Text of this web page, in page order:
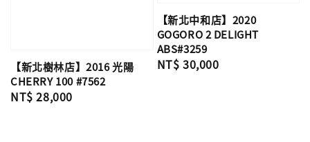
【新北樹林店】2016 光陽
CHERRY 100 #7562
Regular
NT$ 28,000
【新北中和店】2020
GOGORO 2 DELIGHT
ABS#3259
Regular
NT$ 30,000